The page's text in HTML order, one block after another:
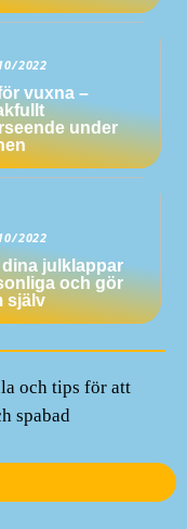
2022
vuxna –
under
2022
dina julklappar
och gör
själv
och tips för att
spabad